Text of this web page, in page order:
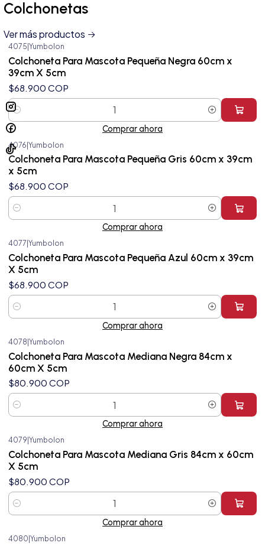
Colchonetas
Ver más productos
4075 Yumbolon
Colchoneta Para Mascota Pequeña Negra 60cm x
39cm X 5cm
$68.900 COP
Cantidad
Comprar ahora
4076|Yumbolon
Colchoneta Para Mascota Pequeña Gris 60cm x 39cm
x 5cm
$68.900 COP
Cantidad
Comprar ahora
4077 Yumbolon
Colchoneta Para Mascota Pequeña Azul 60cm x 39cm
X 5cm
$68.900 COP
Cantidad
Comprar ahora
4078 Yumbolon
Colchoneta Para Mascota Mediana Negra 84cm x
60cm X 5cm
$80.900 COP
Cantidad
Comprar ahora
4079 Yumbolon
Colchoneta Para Mascota Mediana Gris 84cm x 60cm
X 5cm
$80.900 COP
Cantidad
Comprar ahora
4080 Yumbolon